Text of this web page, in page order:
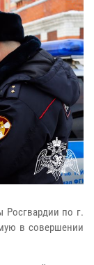
Росгвардии по г.
в совершении